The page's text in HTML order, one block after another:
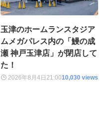
玉津のホームランスタジア
ムメガパレス内の「鰻の成
瀬 神戸玉津店」が閉店して
た！
2026年8月4日21:0010,030 views